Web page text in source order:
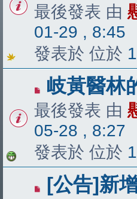
最後發表 由
01-29 , 8:45
發表於 位於
岐黃醫林
最後發表 由
05-28 , 8:27
發表於 位於
[公告]新